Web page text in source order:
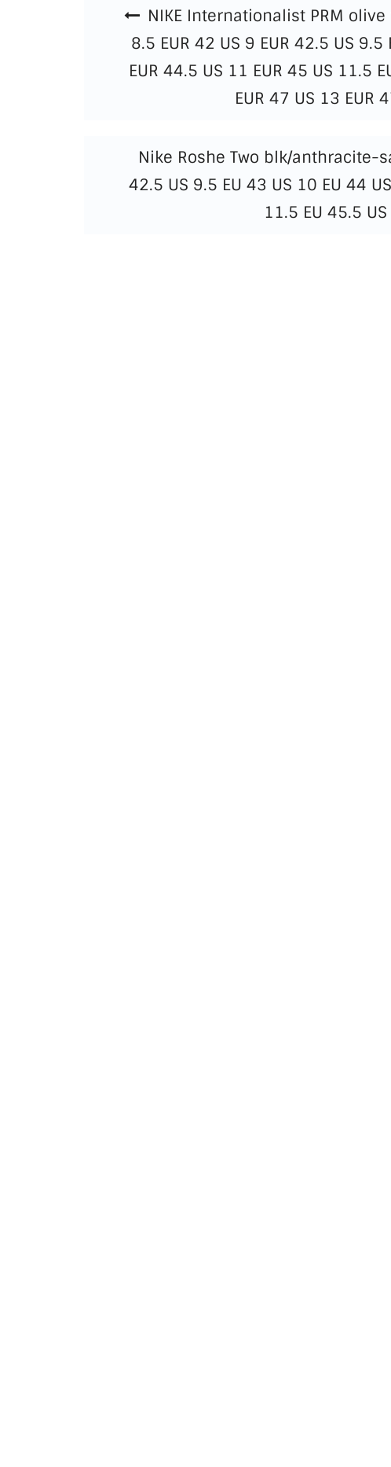
NIKE Internationalist PRM
8.5 EUR 42 US 9 EUR 42.5 US
EUR 44.5 US 11 EUR 45 US 11.5
EUR 47 US 13 EUR
Nike Roshe Two blk/anthracite-
42.5 US 9.5 EU 43 US 10 EU 44
11.5 EU 45.5